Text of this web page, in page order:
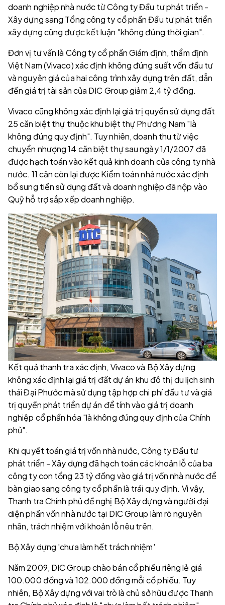
doanh nghiệp nhà nước từ Công ty Đầu tư phát triển -
Xây dựng sang Tổng công ty cổ phần Đầu tư phát triển
xây dựng cũng được kết luận "không đúng thời gian".
Đơn vị tư vấn là Công ty cổ phần Giám định, thẩm định
Việt Nam (Vivaco) xác định không đúng suất vốn đầu tư
và nguyên giá của hai công trình xây dựng trên đất, dẫn
đến giá trị tài sản của DIC Group giảm 2,4 tỷ đồng.
Vivaco cũng không xác định lại giá trị quyền sử dụng đất
25 căn biệt thự thuộc khu biệt thự Phương Nam "là
không đúng quy định". Tuy nhiên, doanh thu từ việc
chuyển nhượng 14 căn biệt thự sau ngày 1/1/2007 đã
được hạch toán vào kết quả kinh doanh của công ty nhà
nước. 11 căn còn lại được Kiểm toán nhà nước xác định
bổ sung tiền sử dụng đất và doanh nghiệp đã nộp vào
Quỹ hỗ trợ sắp xếp doanh nghiệp.
Kết quả thanh tra xác định, Vivaco và Bộ Xây dựng
không xác định lại giá trị đất dự án khu đô thị du lịch sinh
thái Đại Phước mà sử dụng tập hợp chi phí đầu tư và giá
trị quyền phát triển dự án để tính vào giá trị doanh
nghiệp cổ phần hóa "là không đúng quy định của Chính
phủ".
Khi quyết toán giá trị vốn nhà nước, Công ty Đầu tư
phát triển - Xây dựng đã hạch toán các khoản lỗ của ba
công ty con tổng 23 tỷ đồng vào giá trị vốn nhà nước để
bàn giao sang công ty cổ phần là trái quy định. Vì vậy,
Thanh tra Chính phủ đề nghị Bộ Xây dựng và người đại
diện phần vốn nhà nước tại DIC Group làm rõ nguyên
nhân, trách nhiệm với khoản lỗ nêu trên.
Bộ Xây dựng 'chưa làm hết trách nhiệm'
Năm 2009, DIC Group chào bán cổ phiếu riêng lẻ giá
100.000 đồng và 102.000 đồng mỗi cổ phiếu. Tuy
nhiên, Bộ Xây dựng với vai trò là chủ sở hữu được Thanh